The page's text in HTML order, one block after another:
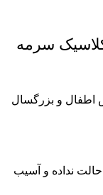
سرمه
اطفال و بزرگسال
نداده و آسیب